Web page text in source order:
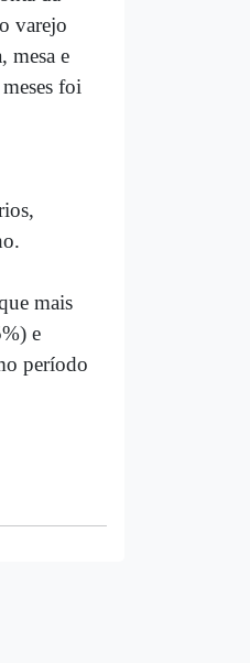
varejo
mesa e
foi
mais
e
período